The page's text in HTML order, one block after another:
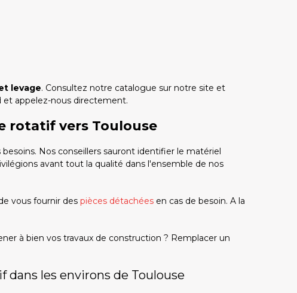
levage. Consultez notre catalogue sur notre site et
et appelez-nous directement.
rotatif vers Toulouse
Nos conseillers sauront identifier le matériel
avant tout la qualité dans l'ensemble de nos
vous fournir des pièces détachées en cas de besoin. A la
à bien vos travaux de construction ? Remplacer un
les environs de Toulouse